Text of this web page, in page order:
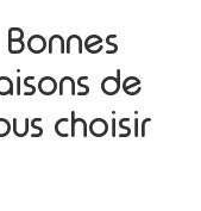
Bonnes
de
choisir